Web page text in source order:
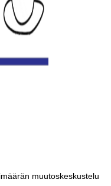
muutoskeskustelu